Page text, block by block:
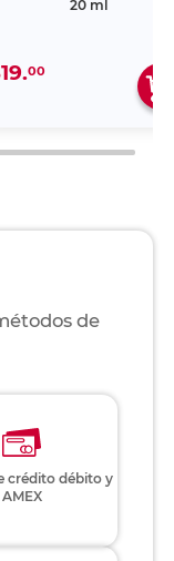
20 ml
00
de
crédito débito y
AMEX